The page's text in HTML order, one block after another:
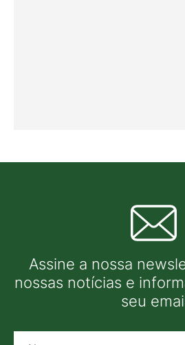
Assine a nossa
nossas notícias e
seu